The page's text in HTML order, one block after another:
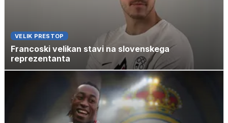
VELIK PRESTOP
Francoski velikan stavi na slovenskega
reprezentanta